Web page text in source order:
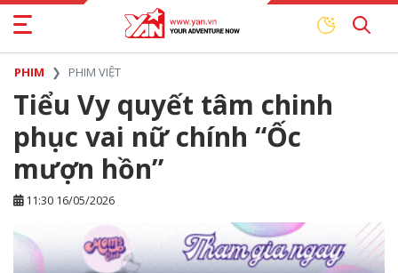
PHIM PHIM VIỆT
Tiểu Vy quyết tâm chinh
phục vai nữ chính “Ốc
mượn hồn”
11:30 16/05/2026